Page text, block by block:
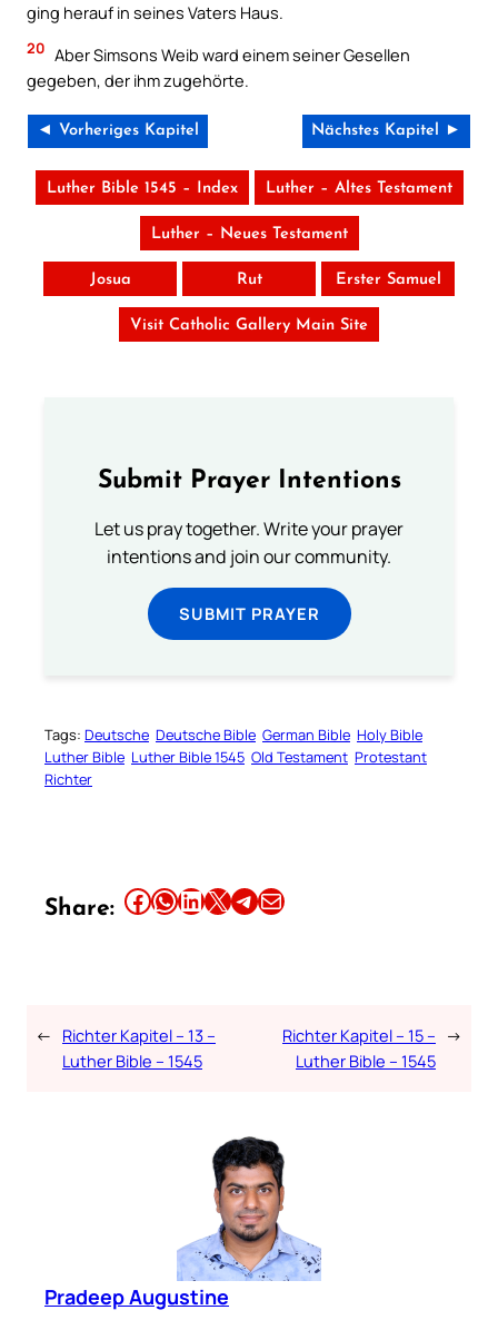
ging herauf in seines Vaters Haus.
20 Aber Simsons Weib ward einem seiner Gesellen
gegeben, der ihm zugehörte.
◄ Vorheriges Kapitel Nächstes Kapitel ►
Luther Bible 1545 – Index Luther – Altes Testament
Luther – Neues Testament
Josua Rut Erster Samuel
Visit Catholic Gallery Main Site
Submit Prayer Intentions
Let us pray together. Write your prayer
intentions and join our community.
SUBMIT PRAYER
Tags: Deutsche Deutsche Bible German Bible Holy Bible
Luther Bible Luther Bible 1545 Old Testament Protestant
Richter
Share: Share this article on Facebook Share this article on WhatsApp Share this article on LinkedIn Share this article on X Share this article on TelegramEmail this Article
← Richter Kapitel – 13 –
Luther Bible – 1545
Richter Kapitel – 15 –
Luther Bible – 1545
→
Pradeep Augustine